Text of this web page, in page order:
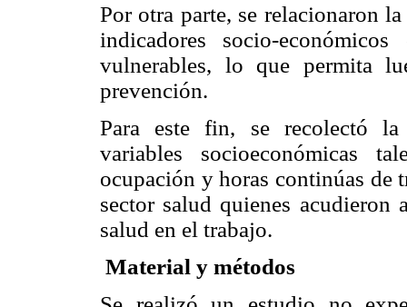
Por otra parte, se relacionaron
indicadores socio-
vulnerables, lo que permita
prevención.
Para este fin, se recolectó la
variables socioeconómicas
ocupación y horas continúas de
sector salud quienes
salud en el trabajo.
Material y métodos